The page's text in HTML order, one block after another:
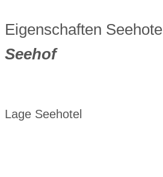
Eigenschaften Seehotel
Seehof
Lage Seehotel